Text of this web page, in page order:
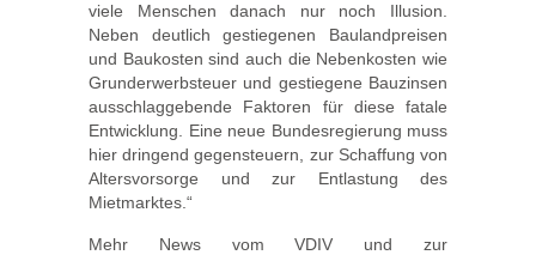
viele Menschen danach nur noch Illusion.
Neben deutlich gestiegenen Baulandpreisen
und Baukosten sind auch die Nebenkosten wie
Grunderwerbsteuer und gestiegene Bauzinsen
ausschlaggebende Faktoren für diese fatale
Entwicklung. Eine neue Bundesregierung muss
hier dringend gegensteuern, zur Schaffung von
Altersvorsorge und zur Entlastung des
Mietmarktes.“
Mehr News vom VDIV und zur